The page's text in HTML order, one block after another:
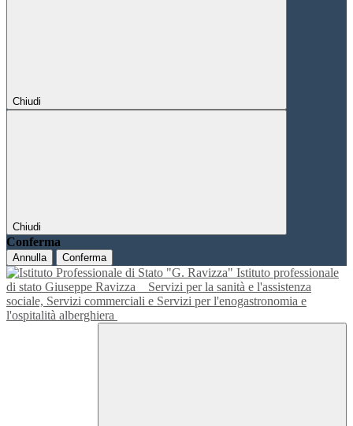
Chiudi
Chiudi
Conferma
Annulla Conferma
Istituto professionale
di stato Giuseppe Ravizza
Servizi per la sanità e l'assistenza
sociale, Servizi commerciali e Servizi per l'enogastronomia e
l'ospitalità alberghiera